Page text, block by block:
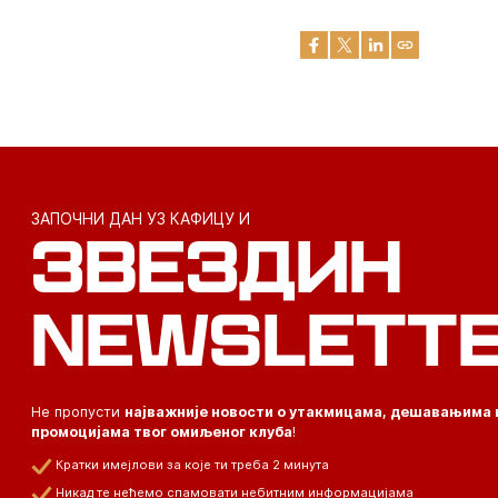
ЗАПОЧНИ ДАН УЗ КАФИЦУ И
ЗВЕЗДИН
Не пропусти најважније новости о утакмицама, дешавањима
промоцијама твог омиљеног клуба!
Кратки имејлови за које ти треба 2 минута
Никад те нећемо спамовати небитним информацијама